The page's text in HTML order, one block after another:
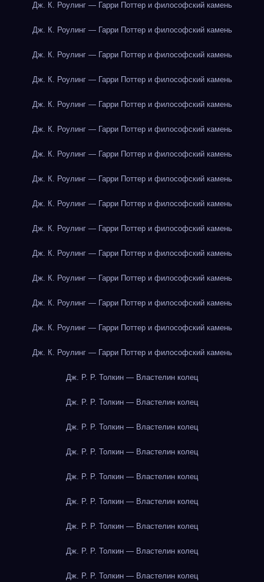
Дж. К. Роулинг — Гарри Поттер и философский камень
Дж. К. Роулинг — Гарри Поттер и философский камень
Дж. К. Роулинг — Гарри Поттер и философский камень
Дж. К. Роулинг — Гарри Поттер и философский камень
Дж. К. Роулинг — Гарри Поттер и философский камень
Дж. К. Роулинг — Гарри Поттер и философский камень
Дж. К. Роулинг — Гарри Поттер и философский камень
Дж. К. Роулинг — Гарри Поттер и философский камень
Дж. К. Роулинг — Гарри Поттер и философский камень
Дж. К. Роулинг — Гарри Поттер и философский камень
Дж. К. Роулинг — Гарри Поттер и философский камень
Дж. К. Роулинг — Гарри Поттер и философский камень
Дж. К. Роулинг — Гарри Поттер и философский камень
Дж. К. Роулинг — Гарри Поттер и философский камень
Дж. К. Роулинг — Гарри Поттер и философский камень
Дж. Р. Р. Толкин — Властелин колец
Дж. Р. Р. Толкин — Властелин колец
Дж. Р. Р. Толкин — Властелин колец
Дж. Р. Р. Толкин — Властелин колец
Дж. Р. Р. Толкин — Властелин колец
Дж. Р. Р. Толкин — Властелин колец
Дж. Р. Р. Толкин — Властелин колец
Дж. Р. Р. Толкин — Властелин колец
Дж. Р. Р. Толкин — Властелин колец